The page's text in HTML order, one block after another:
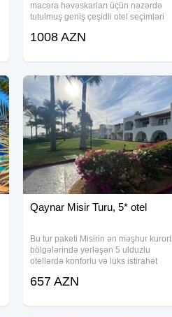
macəra həvəskarları üçün nəzərdə
tutulmuş geniş çeşidli otel seçimləri
paketi həm istirahət, həm də
1008 AZN
Qaynar Misir Turu, 5* otel
Bu tur paketi Misirin ən məşhur kurort
bölgələrində yerləşən 5 ulduzlu
otellərdə konforlu və lüks istirahət
otellər yüksək standartlara malikdir və
657 AZN